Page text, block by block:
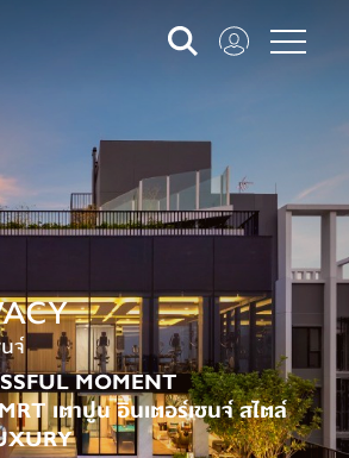
จ์
MOMENT
เตาปูน อินเตอร์เชนจ์ สไตล์